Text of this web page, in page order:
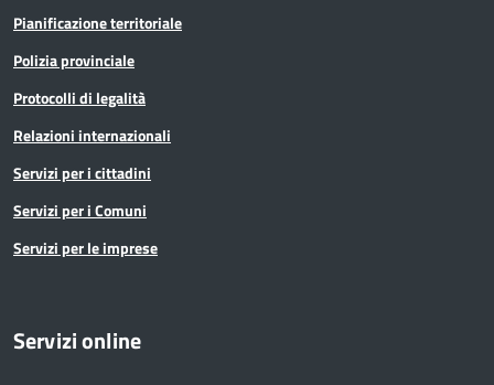
Pianificazione territoriale
Polizia provinciale
Protocolli di legalità
Relazioni internazionali
Servizi per i cittadini
Servizi per i Comuni
Servizi per le imprese
Servizi online